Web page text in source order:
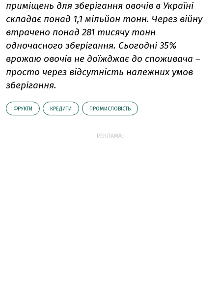
приміщень для зберігання овочів в Україні
складає понад 1,1 мільйон тонн. Через війну
втрачено понад 281 тисячу тонн
одночасного зберігання. Сьогодні 35%
врожаю овочів не доїжджає до споживача –
просто через відсутність належних умов
зберігання.
ФРУКТИ КРЕДИТИ ПРОМИСЛОВІСТЬ
РЕКЛАМА: